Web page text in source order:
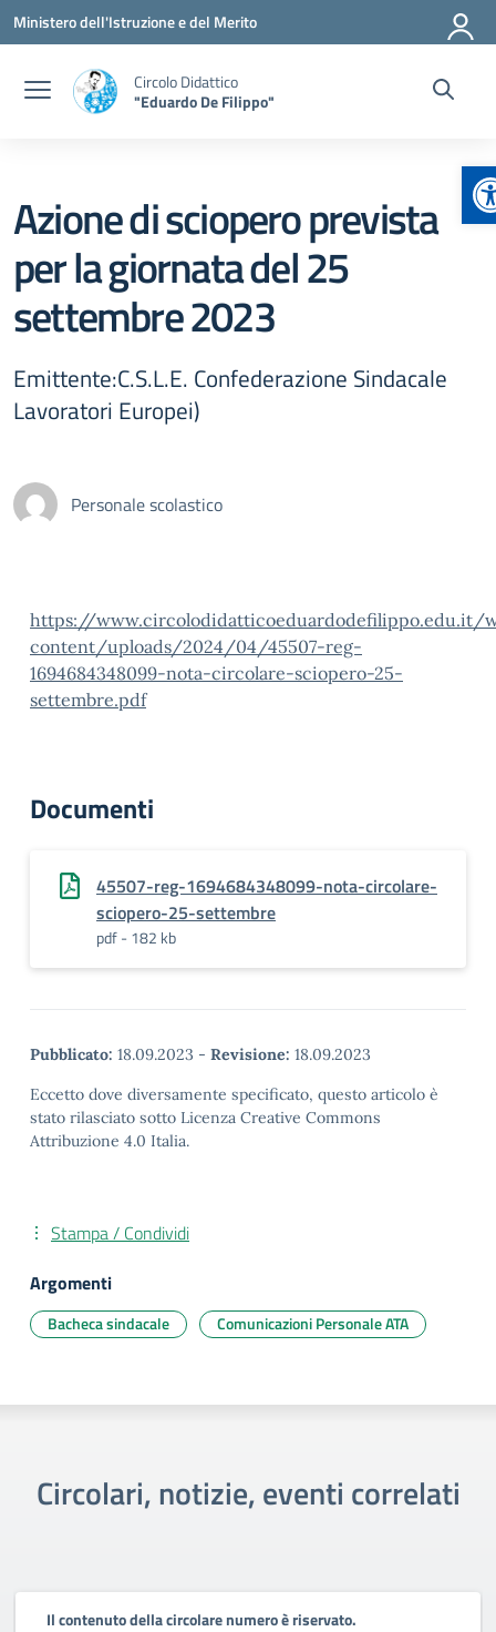
Vai ai contenuti
Vai al menu di navigazione
Vai al footer
Ministero dell'Istruzione e del Merito
Circolo Didattico
"Eduardo De Filippo"
Azione di sciopero prevista
per la giornata del 25
settembre 2023
Emittente:C.S.L.E. Confederazione Sindacale
Lavoratori Europei)
Personale scolastico
https://www.circolodidatticoeduardodefilippo.edu.it/
content/uploads/2024/04/45507-reg-
1694684348099-nota-circolare-sciopero-25-
settembre.pdf
Documenti
45507-reg-1694684348099-nota-circolare-
sciopero-25-settembre
pdf - 182 kb
Pubblicato: 18.09.2023 - Revisione: 18.09.2023
Eccetto dove diversamente specificato, questo articolo è
stato rilasciato sotto Licenza Creative Commons
Attribuzione 4.0 Italia.
Stampa / Condividi
Argomenti
Bacheca sindacale Comunicazioni Personale ATA
Circolari, notizie, eventi correlati
Il contenuto della circolare numero è riservato.